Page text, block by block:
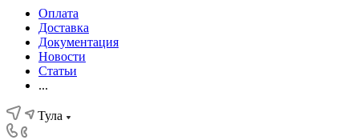
Оплата
Доставка
Документация
Новости
Статьи
...
Тула